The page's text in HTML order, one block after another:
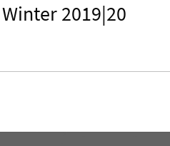
2019|20